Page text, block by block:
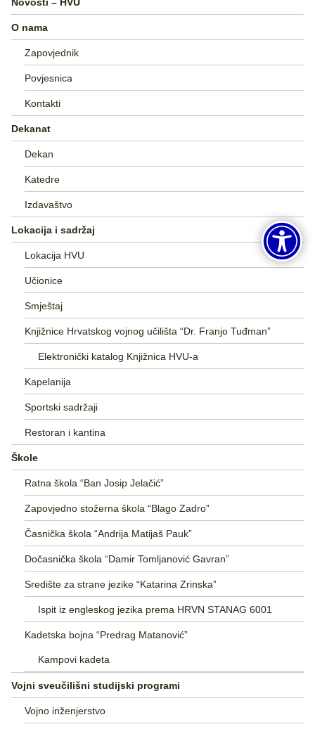
O nama
Zapovjednik
Povjesnica
Kontakti
Dekanat
Dekan
Katedre
Izdavaštvo
Lokacija i sadržaj
Lokacija HVU
Učionice
Smještaj
Knjižnice Hrvatskog vojnog učilišta “Dr. Franjo Tuđman”
Elektronički katalog Knjižnica HVU-a
Kapelanija
Sportski sadržaji
Restoran i kantina
Škole
Ratna škola “Ban Josip Jelačić”
Zapovjedno stožerna škola “Blago Zadro”
Časnička škola “Andrija Matijaš Pauk”
Dočasnička škola “Damir Tomljanović Gavran”
Središte za strane jezike “Katarina Zrinska”
Ispit iz engleskog jezika prema HRVN STANAG 6001
Kadetska bojna “Predrag Matanović”
Kampovi kadeta
Vojni sveučilišni studijski programi
Vojno inženjerstvo